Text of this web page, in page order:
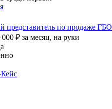
представитель по продаже ГБО
000 ₽ за месяц, на руки